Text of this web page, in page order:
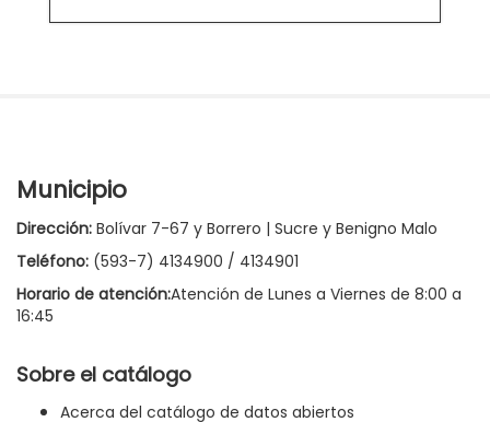
Municipio
Dirección: Bolívar 7-67 y Borrero | Sucre y Benigno Malo
Teléfono: (593-7) 4134900 / 4134901
Horario de atención:Atención de Lunes a Viernes de 8:00 a
16:45
Sobre el catálogo
Acerca del catálogo de datos abiertos